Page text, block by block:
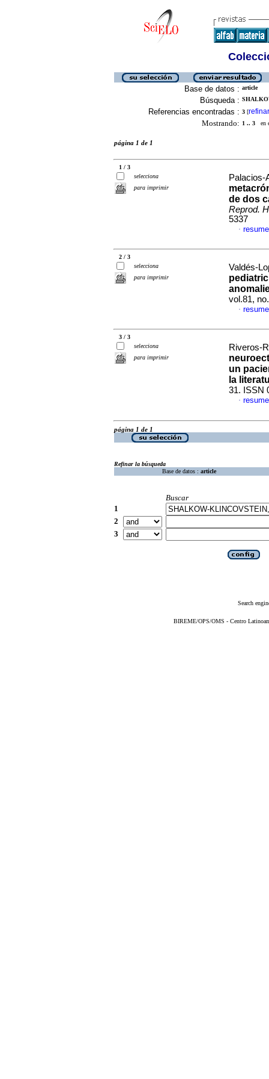
Base de datos : article
Búsqueda :
Referencias encontradas : 3 [refinar
Mostrando: 1 .. 3 en
página 1 de 1
1 / 3
selecciona
para imprimir
de dos
Reprod.
5337
·
2 / 3
selecciona
para imprimir
Valdés-
vol.81,
·
3 / 3
selecciona
para imprimir
Riveros-
un
la
31. ISSN
·
página 1 de 1
Refinar la búsqueda
Base de datos : article
Buscar
1
2
3
Search
BIREME/OPS/OMS - Centro